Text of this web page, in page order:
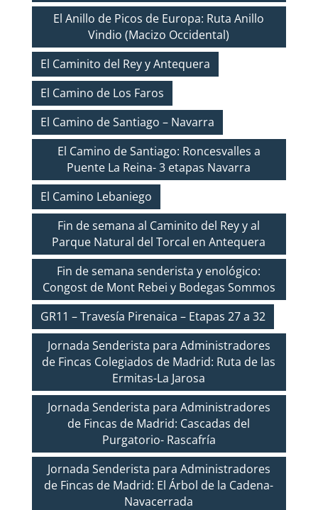
El Anillo de Picos de Europa: Ruta Anillo
Vindio (Macizo Occidental)
El Caminito del Rey y Antequera
El Camino de Los Faros
El Camino de Santiago – Navarra
El Camino de Santiago: Roncesvalles a
Puente La Reina- 3 etapas Navarra
El Camino Lebaniego
Fin de semana al Caminito del Rey y al
Parque Natural del Torcal en Antequera
Fin de semana senderista y enológico:
Congost de Mont Rebei y Bodegas Sommos
GR11 – Travesía Pirenaica – Etapas 27 a 32
Jornada Senderista para Administradores
de Fincas Colegiados de Madrid: Ruta de las
Ermitas-La Jarosa
Jornada Senderista para Administradores
de Fincas de Madrid: Cascadas del
Purgatorio- Rascafría
Jornada Senderista para Administradores
de Fincas de Madrid: El Árbol de la Cadena-
Navacerrada